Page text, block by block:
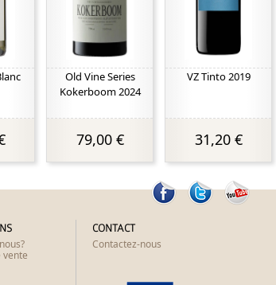
Old Vine Series
Kokerboom 2024
79,00 €
VZ Tinto 2019
31,20 €
vente
CONTACT
Contactez-nous